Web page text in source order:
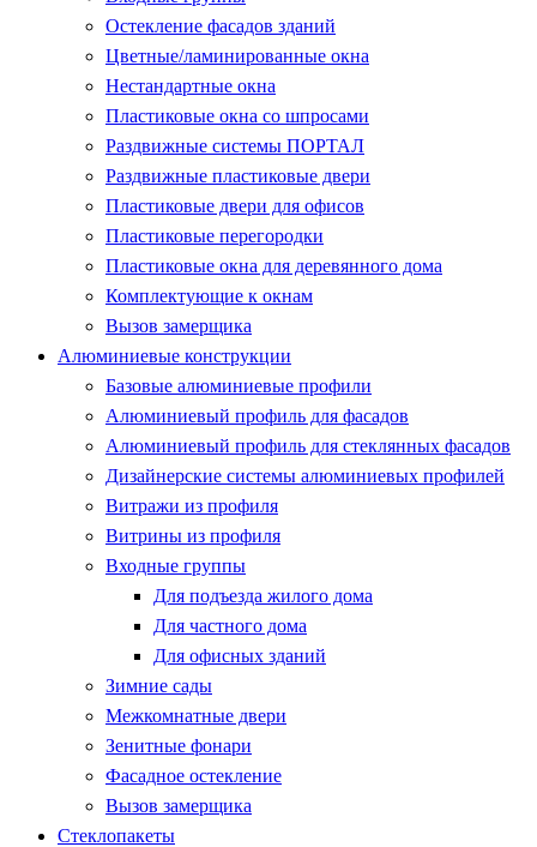
Остекление фасадов зданий
Цветные/ламинированные окна
Нестандартные окна
Пластиковые окна со шпросами
Раздвижные системы ПОРТАЛ
Раздвижные пластиковые двери
Пластиковые двери для офисов
Пластиковые перегородки
Пластиковые окна для деревянного дома
Комплектующие к окнам
Вызов замерщика
Алюминиевые конструкции
Базовые алюминиевые профили
Алюминиевый профиль для фасадов
Алюминиевый профиль для стеклянных фасадов
Дизайнерские системы алюминиевых профилей
Витражи из профиля
Витрины из профиля
Входные группы
Для подъезда жилого дома
Для частного дома
Для офисных зданий
Зимние сады
Межкомнатные двери
Зенитные фонари
Фасадное остекление
Вызов замерщика
Стеклопакеты